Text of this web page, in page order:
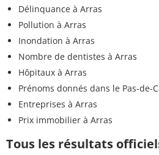
Délinquance à Arras
Pollution à Arras
Inondation à Arras
Nombre de dentistes à Arras
Hôpitaux à Arras
Prénoms donnés dans le Pas-de-
Entreprises à Arras
Prix immobilier à Arras
Tous les résultats